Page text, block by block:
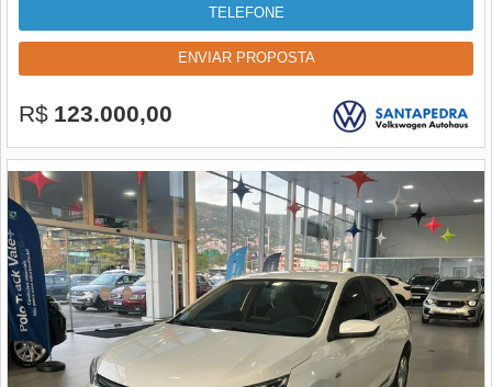
TELEFONE
ENVIAR PROPOSTA
R$ 123.000,00